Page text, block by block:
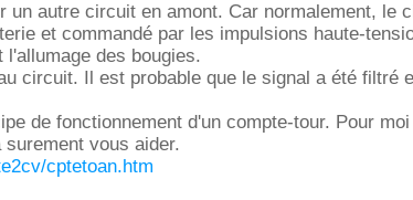
un autre circuit en amont. Car normalement, le
et commandé par les impulsions haute-
l'allumage des bougies.
circuit. Il est probable que le signal a été filtré
de fonctionnement d'un compte-tour. Pour
vous aider.
cptetoan.htm